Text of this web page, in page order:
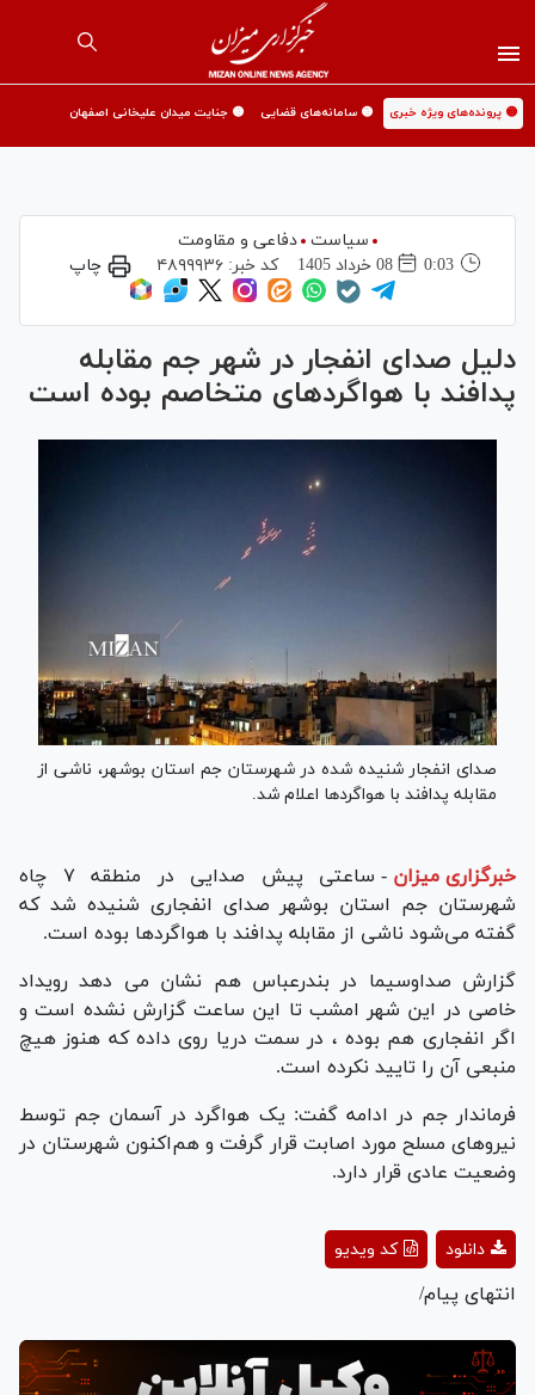
🟡 پرونده‌های ویژه خبری 🟡 سامانه‌های قضایی 🟡 جنایت میدان علیخانی اصفهان
سیاست
دفاعی و مقاومت
0:03
08 خرداد 1405 کد خبر: ۴۸۹۹۹۳۶ چاپ
دلیل صدای انفجار در شهر جم مقابله
پدافند با هواگرد‌های متخاصم بوده است
صدای انفجار شنیده شده در شهرستان جم استان بوشهر، ناشی از
مقابله پدافند با هواگرد‌ها اعلام شد.
خبرگزاری میزان -
ساعتی پیش صدایی در منطقه ۷ چاه
شهرستان جم استان بوشهر صدای انفجاری شنیده شد که
گفته می‌شود ناشی از مقابله پدافند با هواگرد‌ها بوده است.
گزارش صداوسیما در بندرعباس هم نشان می دهد رویداد
خاصی در این شهر امشب تا این ساعت گزارش نشده است و
اگر انفجاری هم بوده ، در سمت دریا روی داده که هنوز هیچ
منبعی آن را تایید نکرده است.
فرماندار جم در ادامه گفت: یک هواگرد در آسمان جم توسط
نیروهای مسلح مورد اصابت قرار گرفت و هم‌اکنون شهرستان در
وضعیت عادی قرار دارد.
Playکد ویدیو دانلود
انتهای پیام/